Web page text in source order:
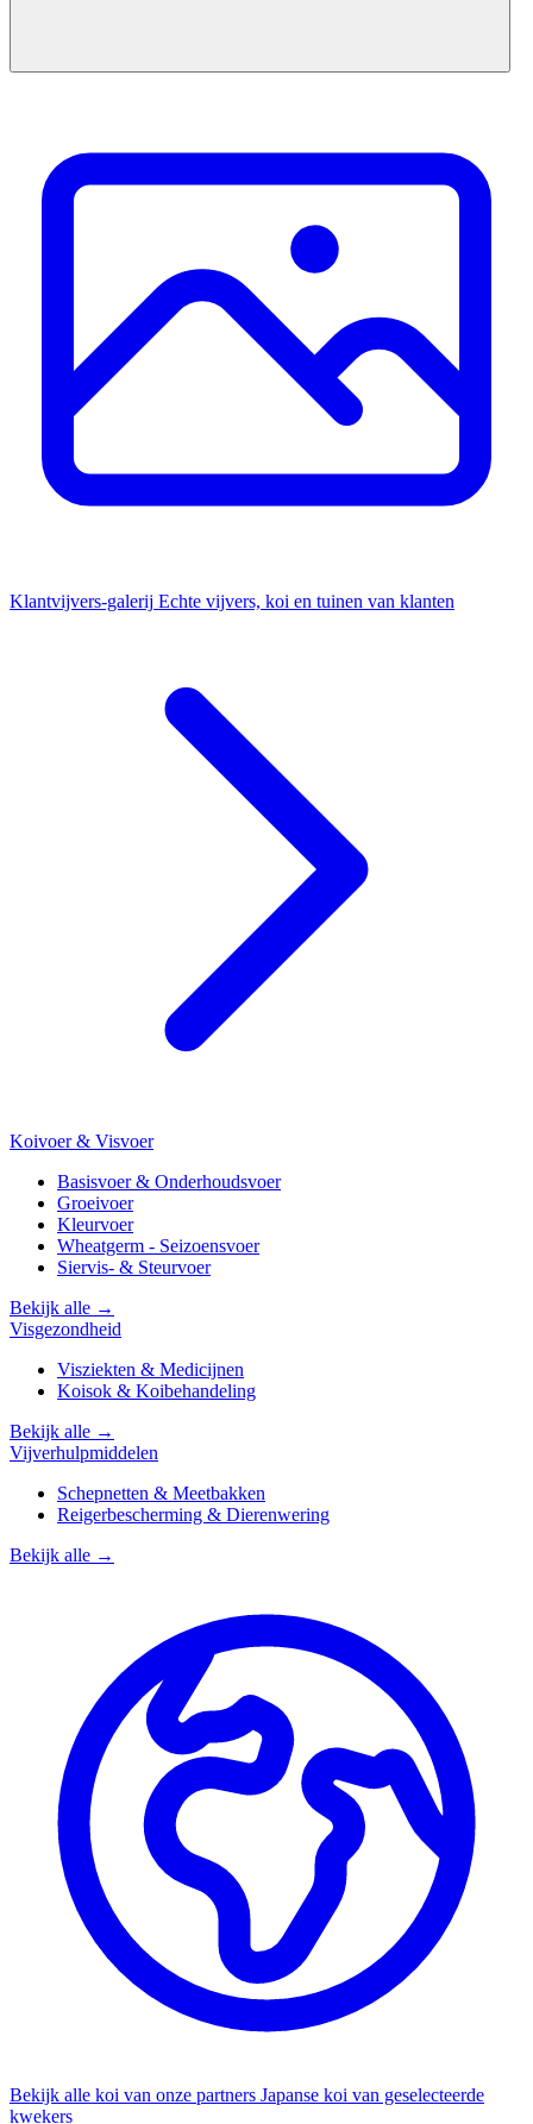
Klantvijvers-galerij Echte vijvers, koi en tuinen van klanten
Koivoer & Visvoer
Basisvoer & Onderhoudsvoer
Groeivoer
Kleurvoer
Wheatgerm - Seizoensvoer
Siervis- & Steurvoer
Bekijk alle →
Visgezondheid
Visziekten & Medicijnen
Koisok & Koibehandeling
Bekijk alle →
Vijverhulpmiddelen
Schepnetten & Meetbakken
Reigerbescherming & Dierenwering
Bekijk alle →
Bekijk alle koi van onze partners Japanse koi van geselecteerde
kwekers